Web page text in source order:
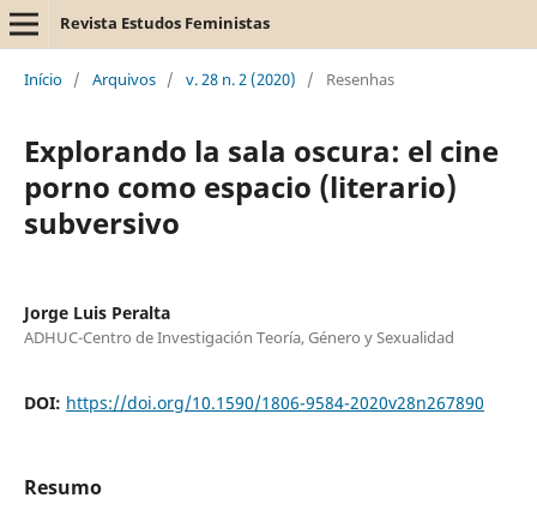
Revista Estudos Feministas
Início / Arquivos / v. 28 n. 2 (2020) / Resenhas
Explorando la sala oscura: el cine
porno como espacio (literario)
subversivo
Jorge Luis Peralta
ADHUC-Centro de Investigación Teoría, Género y Sexualidad
DOI: https://doi.org/10.1590/1806-9584-2020v28n267890
Resumo